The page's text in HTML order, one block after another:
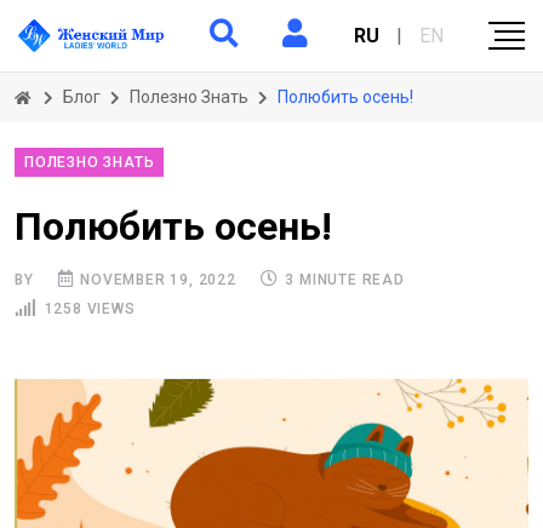
RU | EN
Блог Полезно Знать Полюбить осень!
ПОЛЕЗНО ЗНАТЬ
Полюбить осень!
BY NOVEMBER 19, 2022
3 MINUTE READ
1258 VIEWS